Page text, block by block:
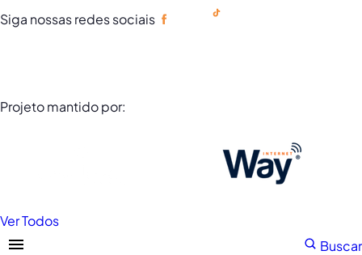
Siga nossas redes sociais
Projeto mantido por:
Ver Todos
Buscar